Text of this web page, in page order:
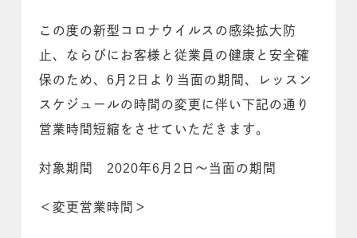
この度の新型コロナウイルスの感染拡大防
止、ならびにお客様と従業員の健康と安全確
保のため、6月2日より当面の期間、レッスン
スケジュールの時間の変更に伴い下記の通り
営業時間短縮をさせていただきます。
対象期間 2020年6月2日～当面の期間
＜変更営業時間＞